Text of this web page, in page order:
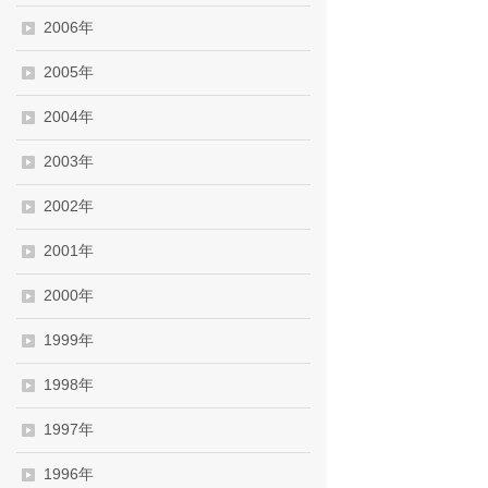
2006年
2005年
2004年
2003年
2002年
2001年
2000年
1999年
1998年
1997年
1996年